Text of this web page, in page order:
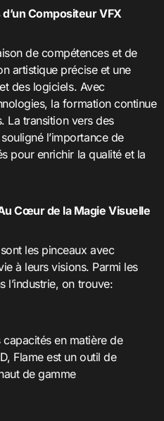
Compositeur VFX
de compétences et de
artistique précise et une
des logiciels. Avec
la formation continue
La transition vers des
l’importance de
pour enrichir la qualité et la
Cœur de la Magie Visuelle
les pinceaux avec
à leurs visions. Parmi les
l’industrie, on trouve:
capacités en matière de
Flame est un outil de
de gamme